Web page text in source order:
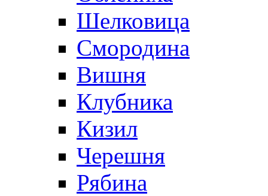
Шелковица
Смородина
Вишня
Клубника
Кизил
Черешня
Рябина